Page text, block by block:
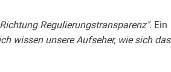
Regulierungstransparenz". Ein
wissen unsere Aufseher, wie sich das